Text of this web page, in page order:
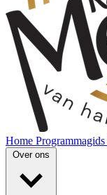
Home Programmagids
Over ons